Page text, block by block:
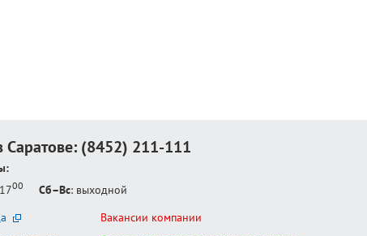
Саратове: (8452) 211-111
00 Сб–Вс: выходной
Вакансии компании